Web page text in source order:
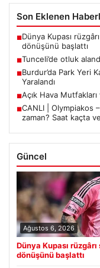
Son Eklenen
■Dünya Kupası
dönüşünü başlattı
■Tunceli’de otluk
■Burdur’da Park Yeri
Yaralandı
■Açık Hava
■CANLI | Olympiakos
zaman? Saat kaçta
Güncel
Ağustos 6, 2026
Dünya Kupası
dönüşünü başlattı